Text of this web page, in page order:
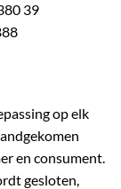
39
op elk
en consument.
gesloten,